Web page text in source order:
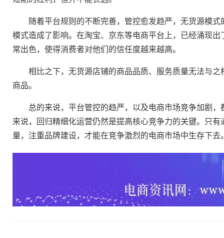
随着平台规则的不断完善，管控愈发趋严，无货源模式
模式造成了影响。在淘宝、京东等电商平台上，已经涌现
常出色，使得消费者对他们的信任度越来越高。
相比之下，无货源店铺的商品品质、服务质量无法与之
商品。
总的来说，平台管控的趋严，以及电商市场竞争加剧，
来说，回归精细化运营仍然是提高核心竞争力的关键。只
量，注重品牌建设，才能在竞争激烈的电商市场中生存下去